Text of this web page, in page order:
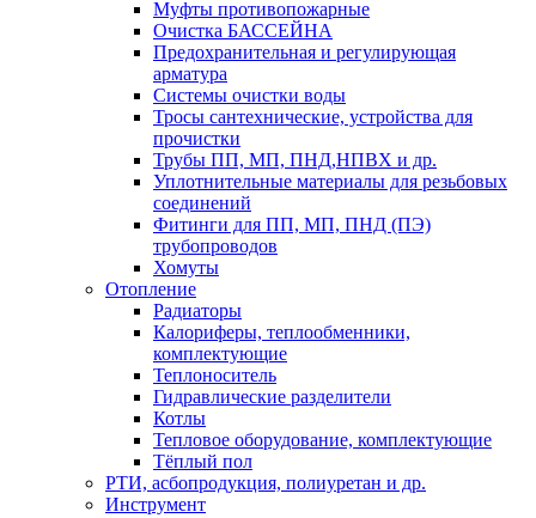
Муфты противопожарные
Очистка БАССЕЙНА
Предохранительная и регулирующая
арматура
Системы очистки воды
Тросы сантехнические, устройства для
прочистки
Трубы ПП, МП, ПНД,НПВХ и др.
Уплотнительные материалы для резьбовых
соединений
Фитинги для ПП, МП, ПНД (ПЭ)
трубопроводов
Хомуты
Отопление
Радиаторы
Калориферы, теплообменники,
комплектующие
Теплоноситель
Гидравлические разделители
Котлы
Тепловое оборудование, комплектующие
Тёплый пол
РТИ, асбопродукция, полиуретан и др.
Инструмент